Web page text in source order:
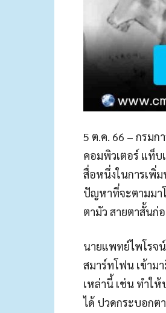
5 ต.ค. 66 – กรมก
คอมพิวเตอร์ แท็บ
สื่อหนึ่งในการเพิ่
ปัญหาที่จะตามมา
ตามัว สายตาสั้นก่
นายแพทย์ไพโรจ
สมาร์ทโฟน เข้าม
เหล่านี้ เช่น ทำให้
ได้ ปวดกระบอกต